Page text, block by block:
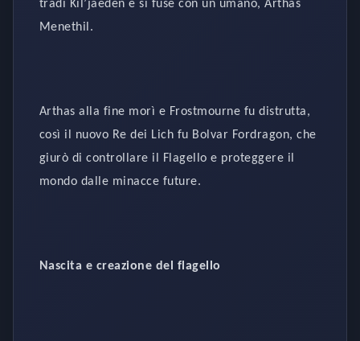
tradì Kil’jaeden e si fuse con un umano, Arthas
Menethil.
Arthas alla fine morì e Frostmourne fu distrutta,
così il nuovo Re dei Lich fu Bolvar Fordragon, che
giurò di controllare il Flagello e proteggere il
mondo dalle minacce future.
Nascita e creazione del flagello